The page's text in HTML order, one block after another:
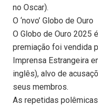
no Oscar).
O ‘novo’ Globo de Ouro
O Globo de Ouro 2025
premiação foi vendida
Imprensa Estrangeira
inglês), alvo de
seus membros.
As repetidas